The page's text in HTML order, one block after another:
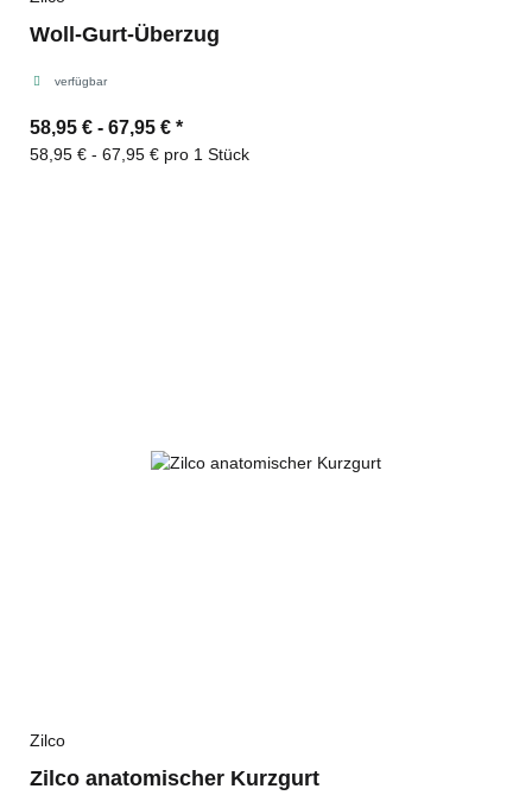
Woll-Gurt-Überzug
verfügbar
58,95 € - 67,95 € *
58,95 € - 67,95 € pro 1 Stück
Zilco
Zilco anatomischer Kurzgurt